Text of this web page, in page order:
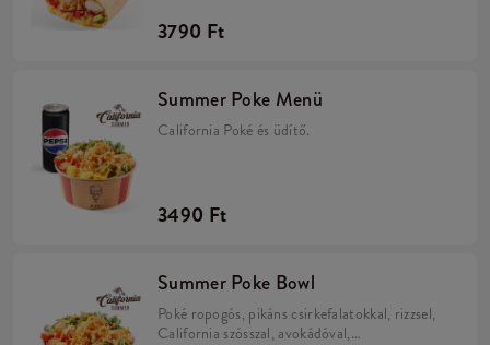
3790 Ft
Summer Poke Menü
California Poké és üdítő.
3490 Ft
Summer Poke Bowl
Poké ropogós, pikáns csirkefalatokkal, rizzsel,
California szósszal, avokádóval,